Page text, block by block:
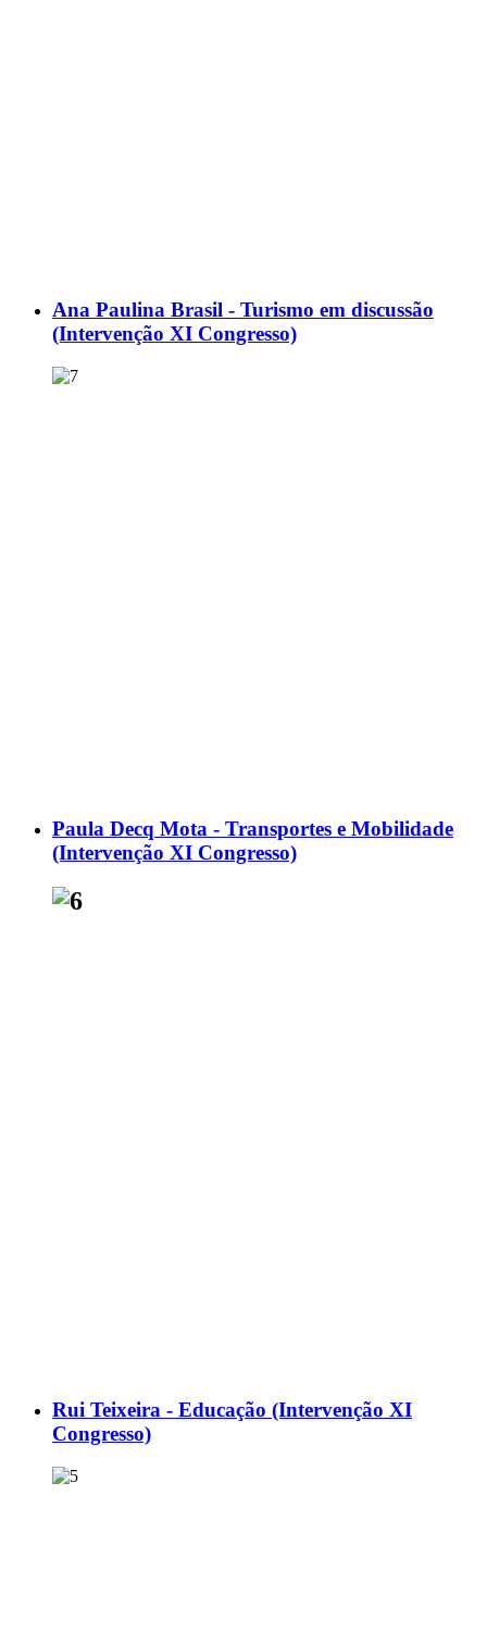
Ana Paulina Brasil - Turismo em discussão
(Intervenção XI Congresso)
Paula Decq Mota - Transportes e Mobilidade
(Intervenção XI Congresso)
Rui Teixeira - Educação (Intervenção XI
Congresso)